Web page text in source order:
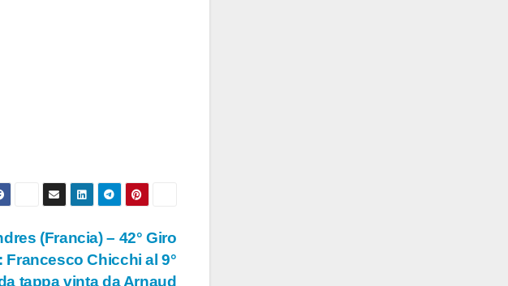
(Francia) – 42° Giro
Francesco Chicchi al 9°
tappa vinta da Arnaud